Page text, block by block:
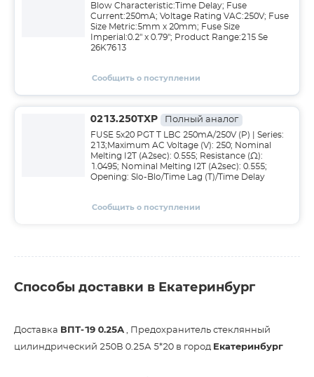
Blow Characteristic:Time Delay; Fuse
Current:250mA; Voltage Rating VAC:250V; Fuse
Size Metric:5mm x 20mm; Fuse Size
Imperial:0.2" x 0.79"; Product Range:215 Se
26K7613
Сообщить о поступлении
0213.250TXP Полный аналог
FUSE 5x20 PGT T LBC 250mA/250V (P) | Series:
213;Maximum AC Voltage (V): 250; Nominal
Melting I2T (A2sec): 0.555; Resistance (Ω):
1.0495; Nominal Melting I2T (A2sec): 0.555;
Opening: Slo-Blo/Time Lag (T)/Time Delay
Сообщить о поступлении
Способы доставки в Екатеринбург
Доставка ВПТ-19 0.25А , Предохранитель стеклянный
цилиндрический 250В 0.25А 5*20 в город Екатеринбург